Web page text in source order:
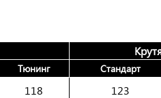
Тюнинг Стандарт
118 123